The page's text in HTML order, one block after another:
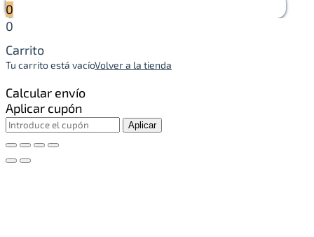
0
0
Carrito
Tu carrito está vacíoVolver a la tienda
Calcular envío
Aplicar cupón
Aplicar